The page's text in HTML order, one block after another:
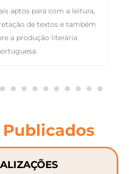
aptos para com a leitura,
de textos e também
a produção literária